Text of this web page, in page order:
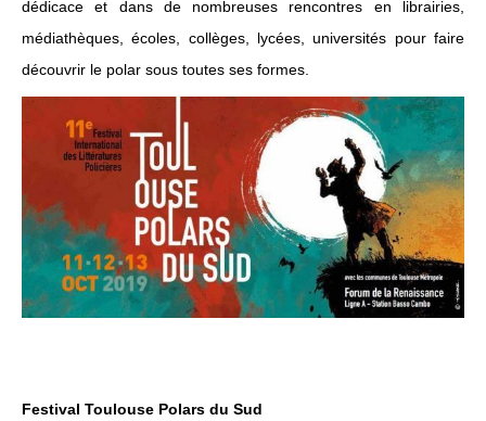
dédicace et dans de nombreuses rencontres en librairies,
médiathèques, écoles, collèges, lycées, universités pour faire
découvrir le polar sous toutes ses formes.
Festival Toulouse Polars du Sud